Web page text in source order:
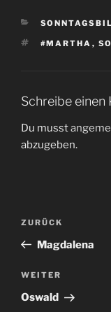
KATEGORIEN
#MARTHA ,
Schreibe einen
Du musst
abzugeben.
Vorheriger
Beitrag
ZURÜCK
Magdalena
Nächster
Beitrag
WEITER
Oswald